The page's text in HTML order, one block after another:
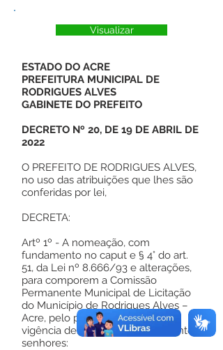
Visualizar
ESTADO DO ACRE
PREFEITURA MUNICIPAL DE
RODRIGUES ALVES
GABINETE DO PREFEITO
DECRETO Nº 20, DE 19 DE ABRIL DE
2022
O PREFEITO DE RODRIGUES ALVES,
no uso das atribuições que lhes são
conferidas por lei,
DECRETA:
Artº 1º - A nomeação, com
fundamento no caput e § 4° do art.
51, da Lei nº 8.666/93 e alterações,
para comporem a Comissão
Permanente Municipal de Licitação
do Município de Rodrigues Alves –
Acre, pelo prazo legal, a partir da
vigência deste Decreto, os seguintes
senhores: